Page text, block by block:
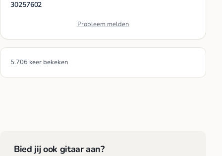
30257602
Probleem melden
5.706 keer bekeken
Bied jij ook gitaar aan?